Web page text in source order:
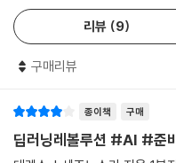
방식으로 보기 때문이다. 이는
미래가 열릴 것이며 보다 많은
이와 같은 놀라운 변화는 수많
다. 세즈노스키 교수는 이렇게
는 정제소 역할을 하는 것이 머
만들어내도 머신러닝(딥러닝)
리뷰 9
구매리뷰
종이책 구매
딥러닝레볼루션 #AI #준비